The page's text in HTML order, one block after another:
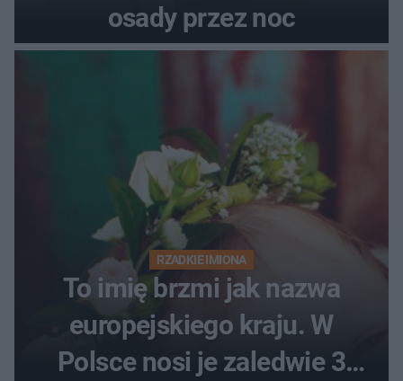
osady przez noc
RZADKIE IMIONA
To imię brzmi jak nazwa
europejskiego kraju. W
Polsce nosi je zaledwie 3